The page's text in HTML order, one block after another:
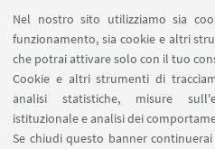
Nel nostro sito utilizziamo sia
funzionamento, sia cookie e altri
che potrai attivare solo con il tuo
Cookie e altri strumenti di
analisi statistiche, misure
istituzionale e analisi dei
Se chiudi questo banner
Area
Carta dei
SEGUI IL